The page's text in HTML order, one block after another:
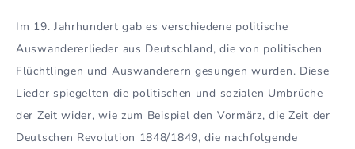
Im 19. Jahrhundert gab es verschiedene politische
Auswandererlieder aus Deutschland, die von politischen
Flüchtlingen und Auswanderern gesungen wurden. Diese
Lieder spiegelten die politischen und sozialen Umbrüche
der Zeit wider, wie zum Beispiel den Vormärz, die Zeit der
Deutschen Revolution 1848/1849, die nachfolgende